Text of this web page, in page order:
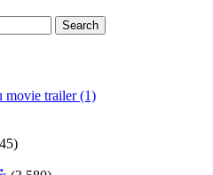
Search
movie trailer(1)